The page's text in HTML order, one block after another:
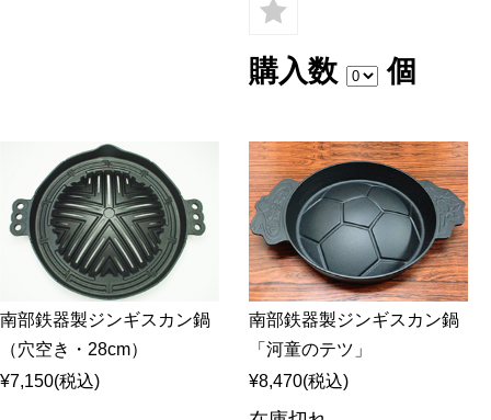
購入数 個
南部鉄器製ジンギスカン鍋
（穴空き・28cm）
¥7,150(税込)
南部鉄器製ジンギスカン鍋
「河童のテツ」
¥8,470(税込)